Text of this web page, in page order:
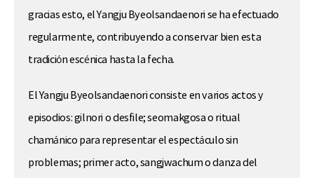
gracias esto, el Yangju Byeolsandaenori se ha efectuado
regularmente, contribuyendo a conservar bien esta
tradición escénica hasta la fecha.
El Yangju Byeolsandaenori consiste en varios actos y
episodios: gilnori o desfile; seomakgosa o ritual
chamánico para representar el espectáculo sin
problemas; primer acto, sangjwachum o danza del